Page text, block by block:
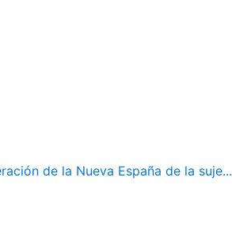
de la Nueva España de la suje...